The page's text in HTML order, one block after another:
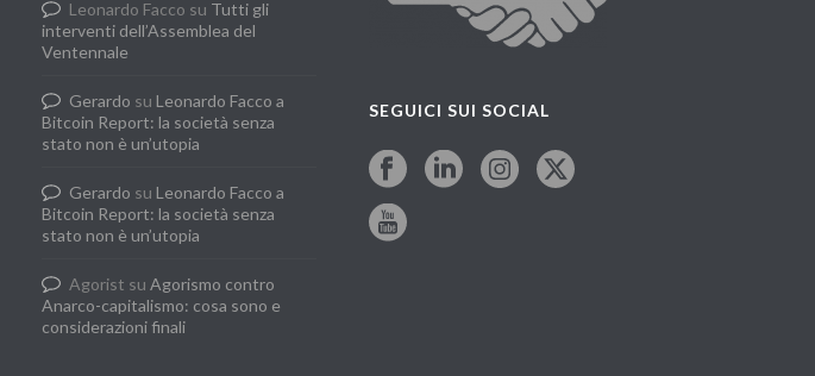
Leonardo Facco su Tutti gli
interventi dell’Assemblea del
Ventennale
Gerardo su Leonardo Facco a
Bitcoin Report: la società senza
stato non è un’utopia
Gerardo su Leonardo Facco a
Bitcoin Report: la società senza
stato non è un’utopia
Agorist su Agorismo contro
Anarco-capitalismo: cosa sono e
considerazioni finali
SEGUICI SUI SOCIAL